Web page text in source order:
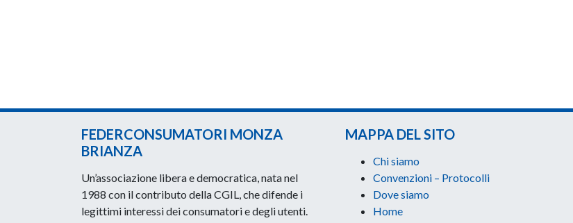
FEDERCONSUMATORI MONZA
BRIANZA
Un’associazione libera e democratica, nata nel
1988 con il contributo della CGIL, che difende i
legittimi interessi dei consumatori e degli utenti.
MAPPA DEL SITO
Chi siamo
Convenzioni – Protocolli
Dove siamo
Home